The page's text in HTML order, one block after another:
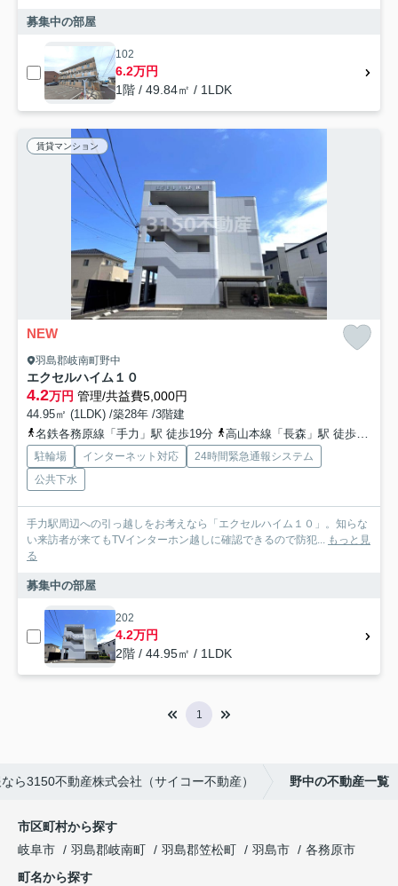
募集中の部屋
102
6.2万円
1階 / 49.84㎡ / 1LDK
賃貸マンション
NEW
羽島郡岐南町野中
エクセルハイム１０
4.2万円 管理/共益費5,000円
44.95㎡ (1LDK) /築28年 /3階建
名鉄各務原線「手力」駅 徒歩19分
高山本線「長森」駅 徒歩24分
駐輪場 インターネット対応
24時間緊急通報システム
公共下水
手力駅周辺への引っ越しをお考えなら「エクセルハイム１０」。知らな
い来訪者が来てもTVインターホン越しに確認できるので防犯... もっと見
る
募集中の部屋
202
4.2万円
2階 / 44.95㎡ / 1LDK
1
ら3150不動産株式会社（サイコー不動産） 野中の不動産一覧
市区町村から探す
岐阜市
羽島郡岐南町 羽島郡笠松町 羽島市
各務原市
町名から探す